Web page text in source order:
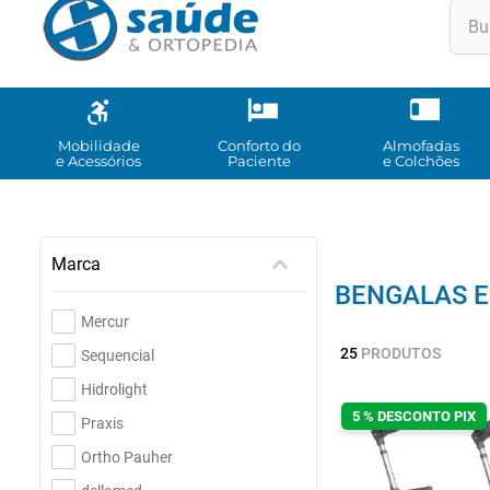
Mobilidade
e Acessórios
Conforto do
Paciente
Almofadas
e Colchões
Marca
Mercur
Sequencial
Hidrolight
Praxis
Ortho Pauher
BENGALAS
25 PRODUTOS
5 % DESCONTO PIX
1º
6º
9º
10